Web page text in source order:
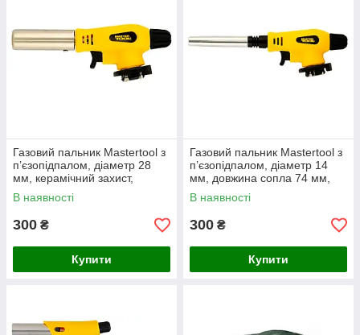
Газовий пальник Mastertool з
п’єзопідпалом, діаметр 28
мм, керамічний захист,
довжина сопла 64 мм
В наявності
300 ₴
Купити
Газовий пальник Mastertool з
п’єзопідпалом, діаметр 14
мм, довжина сопла 74 мм,
потужність 1300 Вт,
температура до 1300°С,
В наявності
300 ₴
Купити